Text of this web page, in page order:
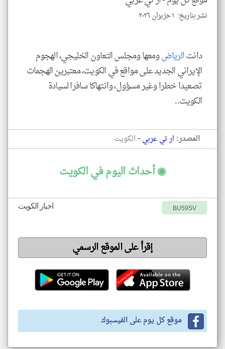
نشر بتاريخ: ١ حزيران ٢٠٢٦
دانتالرياضومعها ومجلس التعاون الخليجي، الهجوم
الإيراني الجديد على مواقع في الكويت، معتبرين الهجمات
تصعيدا خطرا وغير مسؤول، وانتهاكا سافرا لسيادة
الكويت..
المصدر: ار تي عربي-الكويت
◉ أحداث اليوم في الكويت
اخبار الكويت BU59SV
إقرأ على الموقع الرسمي
موقع كل يوم على الفيسبوك